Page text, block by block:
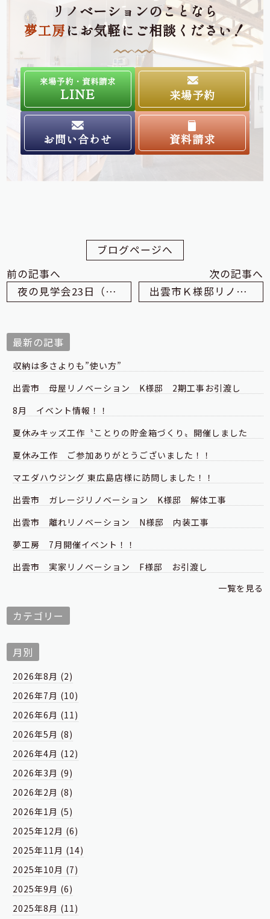
リノベーションのことなら
夢工房にお気軽にご相談ください！
来場予約・資料請求
LINE 来場予約
お問い合わせ 資料請求
ブログページへ
前の記事へ
夜の見学会23日（金）までです
次の記事へ
出雲市Ｋ様邸リノベーション施工状況
最新の記事
収納は多さよりも”使い方”
出雲市 母屋リノベーション K様邸 2期工事お引渡し
8月 イベント情報！！
夏休みキッズ工作〝ことりの貯金箱づくり〟開催しました
夏休み工作 ご参加ありがとうございました！！
マエダハウジング 東広島店様に訪問しました！！
出雲市 ガレージリノベーション K様邸 解体工事
出雲市 離れリノベーション N様邸 内装工事
夢工房 7月開催イベント！！
出雲市 実家リノベーション F様邸 お引渡し
一覧を見る
カテゴリー
月別
2026年8月 (2)
2026年7月 (10)
2026年6月 (11)
2026年5月 (8)
2026年4月 (12)
2026年3月 (9)
2026年2月 (8)
2026年1月 (5)
2025年12月 (6)
2025年11月 (14)
2025年10月 (7)
2025年9月 (6)
2025年8月 (11)